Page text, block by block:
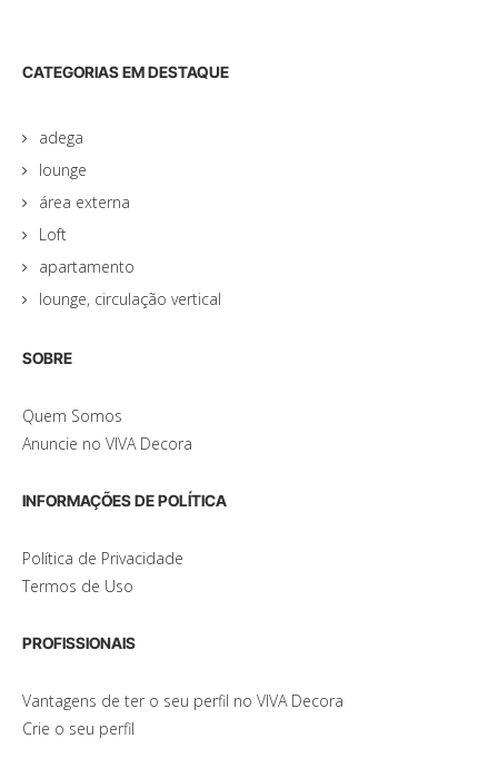
CATEGORIAS EM DESTAQUE
adega
lounge
área externa
Loft
apartamento
lounge, circulação vertical
SOBRE
Quem Somos
Anuncie no VIVA Decora
INFORMAÇÕES DE POLÍTICA
Política de Privacidade
Termos de Uso
PROFISSIONAIS
Vantagens de ter o seu perfil no VIVA Decora
Crie o seu perfil